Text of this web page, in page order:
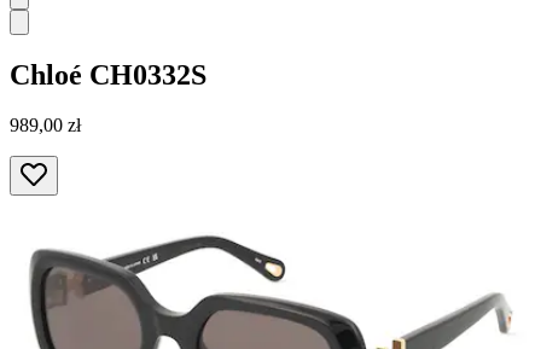
Chloé CH0332S
989,00 zł